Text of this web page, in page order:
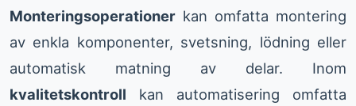
Monteringsoperationer kan omfatta montering
av enkla komponenter, svetsning, lödning eller
automatisk matning av delar. Inom
kvalitetskontroll kan automatisering omfatta